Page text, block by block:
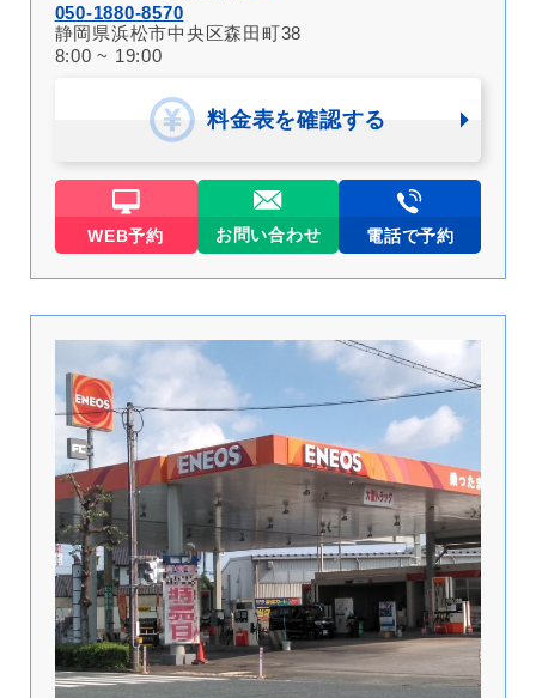
050-1880-8570
静岡県浜松市中央区森田町38
8:00 ~ 19:00
料金表を確認する
WEB予約 お問い合わせ 電話で予約